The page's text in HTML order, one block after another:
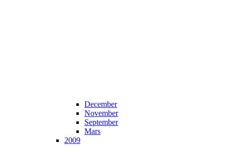
December
November
September
Mars
2009